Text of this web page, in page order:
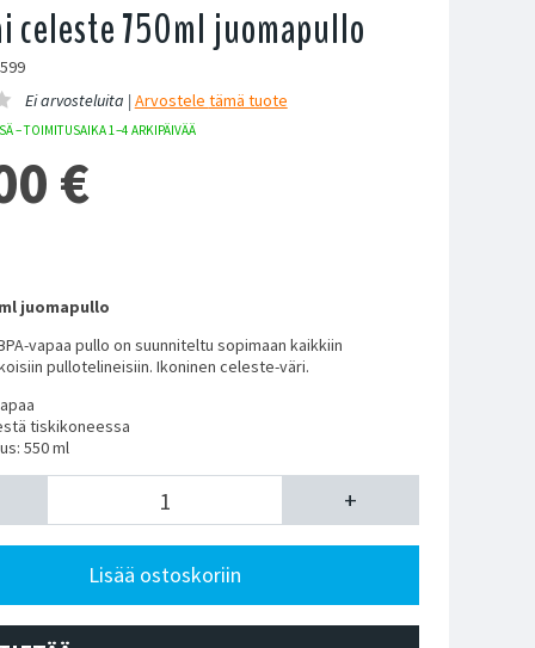
celeste 750ml juomapullo
Ei arvosteluita | Arvostele tämä tuote
– TOIMITUSAIKA 1–4 ARKIPÄIVÄÄ
€
juomapullo
vapaa pullo on suunniteltu sopimaan kaikkiin
pullotelineisiin. Ikoninen celeste-väri.
tiskikoneessa
550 ml
+
Lisää ostoskoriin